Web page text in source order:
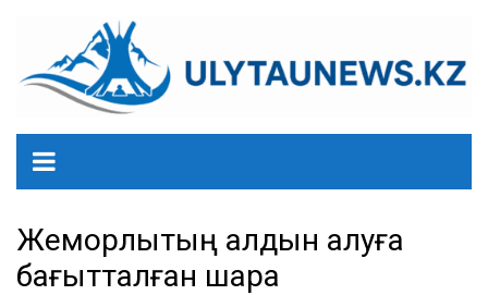
содержанию
Жемқорлықтың алдын алуға
бағытталған шара